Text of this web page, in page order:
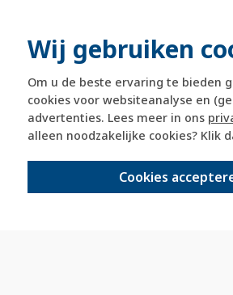
Wij gebruiken
Om u de beste ervaring te bieden
cookies voor websiteanalyse en
advertenties. Lees meer in ons
alleen noodzakelijke cookies? Klik
Cookies
officiële Berker dealer
365 dagen retourrecht
veilig kopen met
voor 21u besteld, morgen